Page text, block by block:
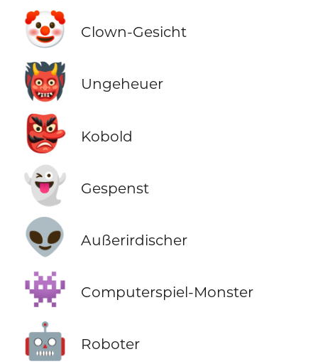
🤡 Clown-Gesicht
👹 Ungeheuer
👺 Kobold
👻 Gespenst
👽 Außerirdischer
👾 Computerspiel-Monster
🤖 Roboter